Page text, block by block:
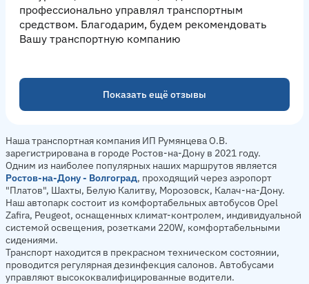
профессионально управлял транспортным
средством. Благодарим, будем рекомендовать
Вашу транспортную компанию
Показать ещё отзывы
Наша транспортная компания ИП Румянцева О.В.
зарегистрирована в городе Ростов-на-Дону в 2021 году.
Одним из наиболее популярных наших маршрутов является
Ростов-на-Дону - Волгоград, проходящий через аэропорт
"Платов", Шахты, Белую Калитву, Морозовск, Калач-на-Дону.
Наш автопарк состоит из комфортабельных автобусов Opel
Zafira, Peugeot, оснащенных климат-контролем, индивидуальной
системой освещения, розетками 220W, комфортабельными
сидениями.
Транспорт находится в прекрасном техническом состоянии,
проводится регулярная дезинфекция салонов. Автобусами
управляют высококвалифицированные водители.